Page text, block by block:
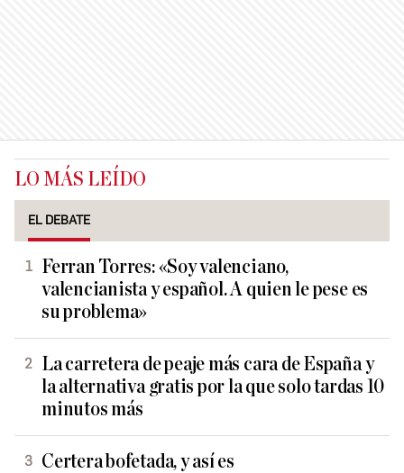
LO MÁS LEÍDO
EL DEBATE
Ferran Torres: «Soy valenciano,
valencianista y español. A quien le pese es
su problema»
La carretera de peaje más cara de España y
la alternativa gratis por la que solo tardas 10
minutos más
Certera bofetada, y así es